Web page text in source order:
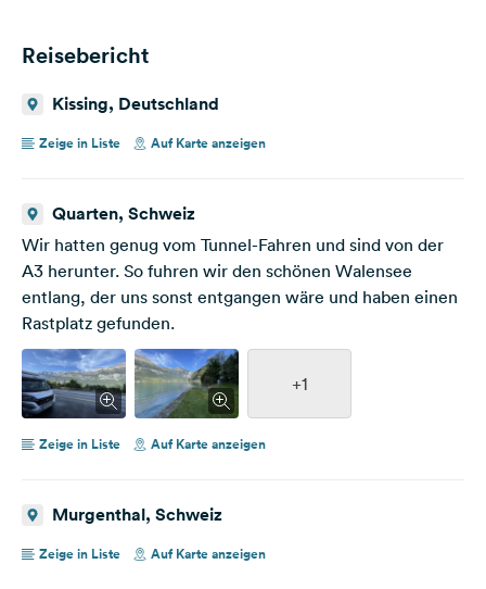
Reisebericht
Kissing, Deutschland
Zeige in Liste Auf Karte anzeigen
Quarten, Schweiz
Wir hatten genug vom Tunnel-Fahren und sind von der
A3 herunter. So fuhren wir den schönen Walensee
entlang, der uns sonst entgangen wäre und haben einen
Rastplatz gefunden.
+1
Zeige in Liste Auf Karte anzeigen
Murgenthal, Schweiz
Zeige in Liste Auf Karte anzeigen